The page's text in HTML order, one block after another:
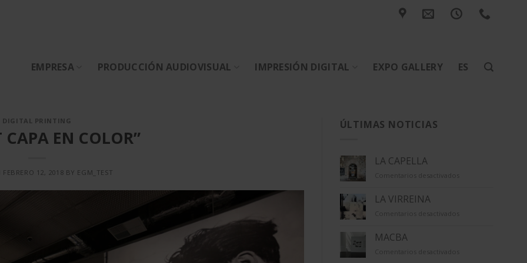
EMPRESA PRODUCCIÓN AUDIOVISUAL IMPRESIÓN DIGITAL EXPO GALLERY ES
DIGITAL PRINTING
CAPA EN COLOR”
FEBRERO 12, 2018 BY EGM_TEST
ÚLTIMAS NOTICIAS
LA CAPELLA
Comentarios desactivados
LA VIRREINA
Comentarios desactivados
MACBA
Comentarios desactivados